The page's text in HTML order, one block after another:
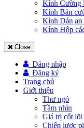
Kính Cường
Kính Bán
Kính Dán an
Kính Hộp
Close
Đăng nhập
Đăng ký
Trang chủ
Giới thiệu
Thư ngỏ
Tầm nhìn
Giá trị cốt lõi
Chiến lược